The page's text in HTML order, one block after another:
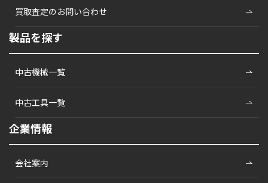
買取査定のお問い合わせ
製品を探す
中古機械一覧
中古工具一覧
企業情報
会社案内